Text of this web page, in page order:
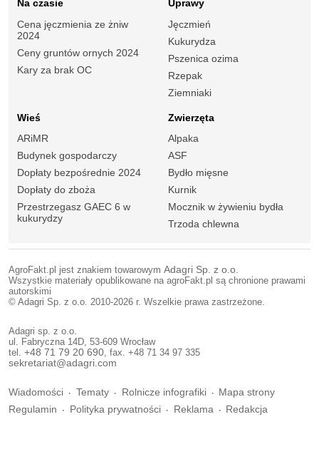
Na czasie
Cena jęczmienia ze żniw
2024
Ceny gruntów ornych 2024
Kary za brak OC
Uprawy
Jęczmień
Kukurydza
Pszenica ozima
Rzepak
Ziemniaki
Wieś
ARiMR
Budynek gospodarczy
Dopłaty bezpośrednie 2024
Dopłaty do zboża
Przestrzegasz GAEC 6 w
kukurydzy
Zwierzęta
Alpaka
ASF
Bydło mięsne
Kurnik
Mocznik w żywieniu bydła
Trzoda chlewna
AgroFakt.pl jest znakiem towarowym Adagri Sp. z o.o.
Wszystkie materiały opublikowane na agroFakt.pl są chronione prawami
autorskimi
© Adagri Sp. z o.o. 2010-2026 r. Wszelkie prawa zastrzeżone.
Adagri sp. z o.o.
ul. Fabryczna 14D, 53-609 Wrocław
tel. +48 71 79 20 690 , fax. +48 71 34 97 335
sekretariat@adagri.com
Wiadomości Tematy Rolnicze infografiki
Mapa strony
Regulamin
Polityka prywatności Reklama Redakcja